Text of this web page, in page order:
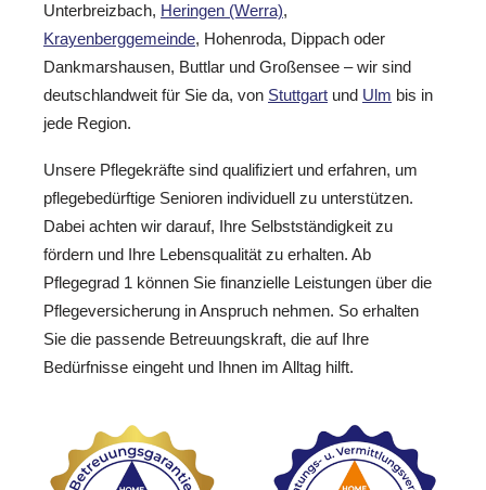
Unterbreizbach, Heringen (Werra),
Krayenberggemeinde, Hohenroda, Dippach oder
Dankmarshausen, Buttlar und Großensee – wir sind
deutschlandweit für Sie da, von Stuttgart und Ulm bis in
jede Region.
Unsere Pflegekräfte sind qualifiziert und erfahren, um
pflegebedürftige Senioren individuell zu unterstützen.
Dabei achten wir darauf, Ihre Selbstständigkeit zu
fördern und Ihre Lebensqualität zu erhalten. Ab
Pflegegrad 1 können Sie finanzielle Leistungen über die
Pflegeversicherung in Anspruch nehmen. So erhalten
Sie die passende Betreuungskraft, die auf Ihre
Bedürfnisse eingeht und Ihnen im Alltag hilft.